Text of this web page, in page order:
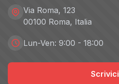
Via Roma, 123
00100 Roma, Italia
Lun-Ven: 9:00 - 18:00
Scrivici